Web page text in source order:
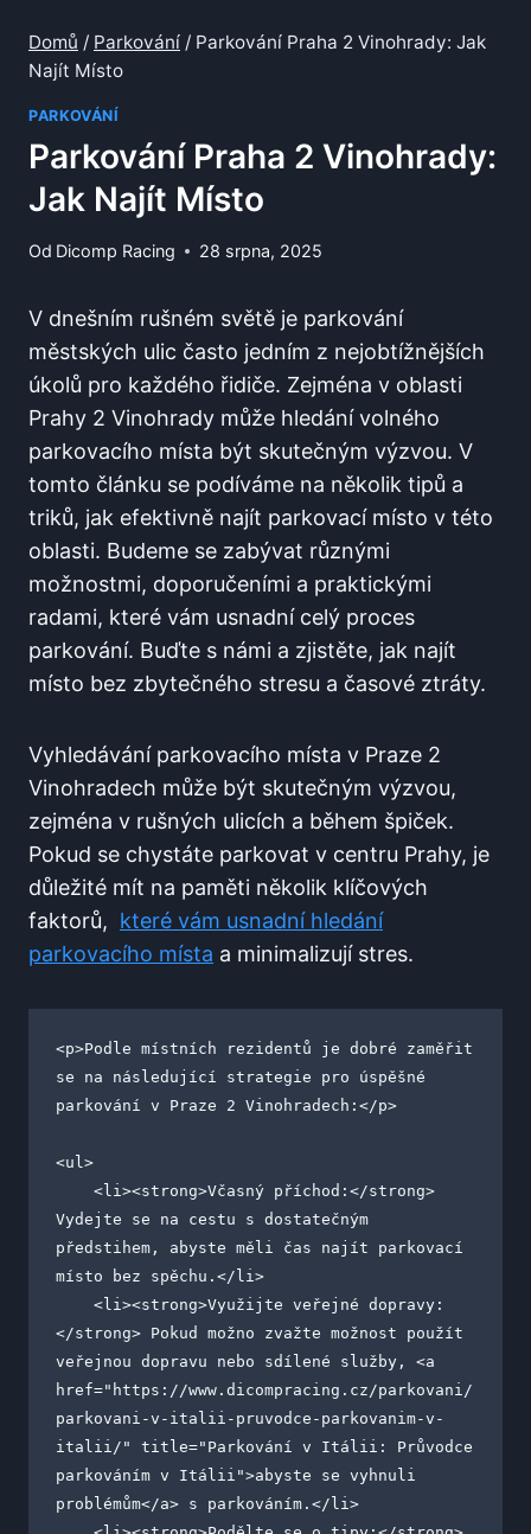
Domů / Parkování / Parkování Praha 2 Vinohrady: Jak
Najít Místo
PARKOVÁNÍ
Parkování Praha 2 Vinohrady:
Jak Najít Místo
Od Dicomp Racing 28 srpna, 2025
V dnešním rušném světě je parkování
městských ulic často jedním z nejobtížnějších
úkolů pro‍ každého řidiče. Zejména v oblasti
Prahy 2⁢ Vinohrady může hledání ‌volného
parkovacího ‌místa⁣ být skutečným‍ výzvou. V
tomto ​článku se podíváme na několik tipů a
triků, jak efektivně najít parkovací místo v této
oblasti. Budeme se‍ zabývat různými
možnostmi, doporučeními a praktickými⁤
radami, které vám usnadní celý proces
parkování. Buďte s námi a zjistěte, jak najít
místo bez zbytečného stresu a časové ztráty.
Vyhledávání parkovacího místa v Praze 2
Vinohradech může být skutečným výzvou,
zejména v rušných⁤ ulicích a během špiček.
Pokud ‍se⁣ chystáte parkovat v centru Prahy, je
důležité mít na paměti několik klíčových
faktorů, ‌ které vám usnadní hledání
parkovacího místa a minimalizují stres.
<p>Podle místních rezidentů je dobré zaměřit
se na následující strategie pro úspěšné
parkování v Praze 2 Vinohradech:</p>
<ul>
Vydejte se na cestu s dostatečným
předstihem, abyste měli čas najít parkovací
místo bez spěchu.</li>
</strong> Pokud možno zvažte možnost použít
veřejnou dopravu nebo sdílené služby, <a
href="https://www.dicompracing.cz/parkovani/
parkovani-v-italii-pruvodce-parkovanim-v-
italii/" title="Parkování v Itálii: Průvodce
parkováním v Itálii">abyste se vyhnuli
problémům</a> s parkováním.</li>